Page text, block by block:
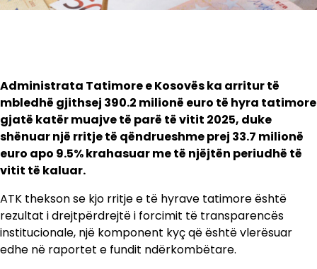
Administrata Tatimore e Kosovës ka arritur të
mbledhë gjithsej 390.2 milionë euro të hyra tatimore
gjatë katër muajve të parë të vitit 2025, duke
shënuar një rritje të qëndrueshme prej 33.7 milionë
euro apo 9.5% krahasuar me të njëjtën periudhë të
vitit të kaluar.
ATK thekson se kjo rritje e të hyrave tatimore është
rezultat i drejtpërdrejtë i forcimit të transparencës
institucionale, një komponent kyç që është vlerësuar
edhe në raportet e fundit ndërkombëtare.